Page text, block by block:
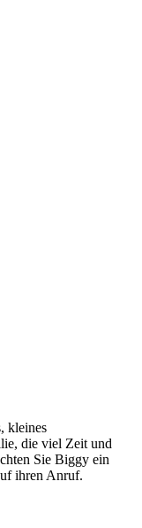
kleines
die viel Zeit und
Sie Biggy ein
ihren Anruf.